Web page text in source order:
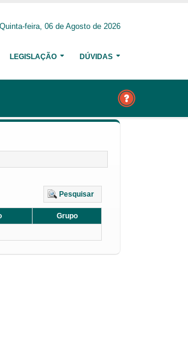
feira, 06 de Agosto de 2026
LEGISLAÇÃO DÚVIDAS
Pesquisar
Grupo